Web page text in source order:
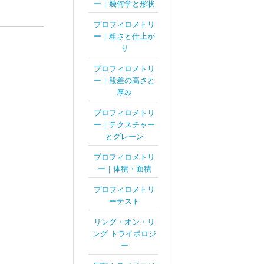
ー｜幾何学と形状
プロフィロメトリ
ー｜粗さと仕上が
り
プロフィロメトリ
ー｜段差の高さと
厚み
プロフィロメトリ
ー｜テクスチャー
とグレーン
プロフィロメトリ
ー｜体積・面積
プロフィロメトリ
ーテスト
リング・オン・リ
ング トライボロジ
ー